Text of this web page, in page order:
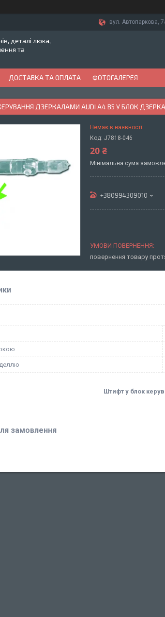
вул. Автопаркова,
деталі люка,
та
ДОСТАВКА ТА ОПЛАТА ФОТОГАЛЕРЕЯ
ДЗЕРКАЛАМИ AUDI A4 B5 У БЛОК
Немає в наявності
Код: J7818-046
20 ₴
Мінімальна сума
+380994309010
повернення товару
Штифт у блок
замовлення